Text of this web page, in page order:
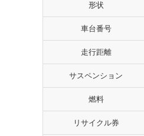
形状
車台番号
走行距離
サスペンション
燃料
リサイクル券